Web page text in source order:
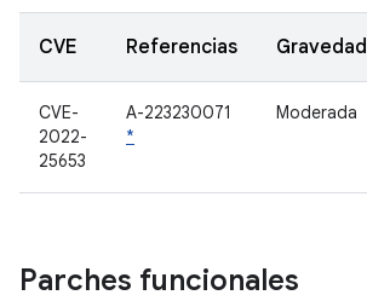
CVE Referencias Gravedad
CVE-
2022-
25653
A-223230071
*
Moderada
Parches funcionales